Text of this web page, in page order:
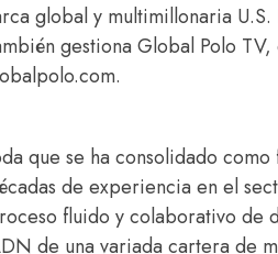
global y multimillonaria U.S.
gestiona Global Polo
que se ha consolidado
de experiencia en el
fluido y colaborativo de
de una variada cartera de